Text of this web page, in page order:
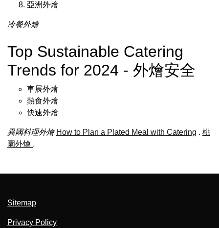
亞洲外燴
冷餐外燴
Top Sustainable Catering
Trends for 2024 - 外燴安全
車展外燴
熱食外燴
快速外燴
異國料理外燴 How to Plan a Plated Meal with Catering . 桃
園外燴 .
Sitemap
Privacy Policy